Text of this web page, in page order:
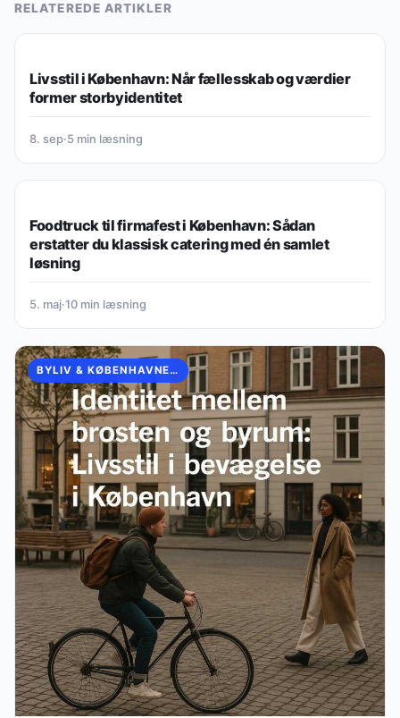
RELATEREDE ARTIKLER
Livsstil i København: Når fællesskab og værdier
former storbyidentitet
8. sep·5 min læsning
Foodtruck til firmafest i København: Sådan
erstatter du klassisk catering med én samlet
løsning
5. maj·10 min læsning
BYLIV & KØBENHAVNERKULTUR